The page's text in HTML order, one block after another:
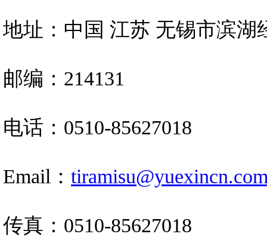
地址：中国 江苏 无锡市滨湖
邮编： 214131
电话：0510-85627018
Email：
传真： 0510-85627018